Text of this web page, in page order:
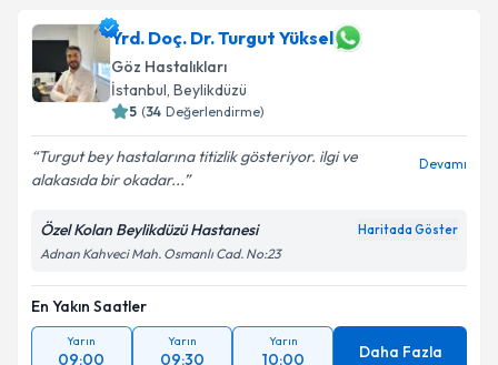
Prof. Dr. Mehmet Sarper Karaküçükiçin randevu
takvimi talebi oluşturun. Size bu uzmandan randevu
almanız için bir takvim hazırlandığında e-posta ile
bilgilendireceğiz.
E-posta Adresiniz
Kişisel verilerimin işlenmesine ilişkin
kapsamda işlenmesini kabul ediyorum.
Yrd. Doç. Dr. Turgut Yüksel
Göz Hastalıkları
İstanbul, Beylikdüzü
5 (34 Değerlendirme)
Turgut bey hastalarına titizlik gösteriyor. ilgi ve
alakasıda bir okadar...
Devamı
Özel Kolan Beylikdüzü Hastanesi Haritada Göster
Adnan Kahveci Mah. Osmanlı Cad. No:23
En Yakın Saatler
Yarın
09:00
Yarın
09:30
Yarın
10:00 Daha Fazla